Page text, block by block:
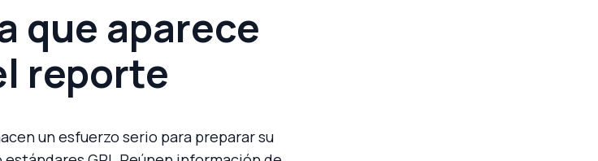
que aparece
reporte
un esfuerzo serio para preparar su